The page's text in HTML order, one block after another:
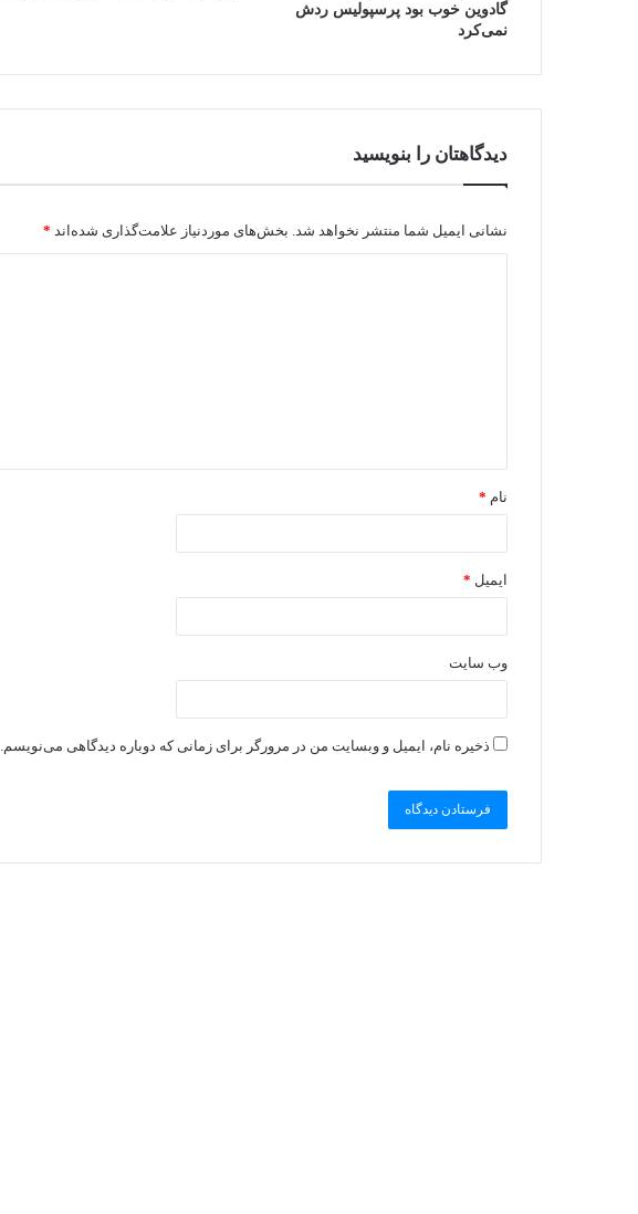
گادوین خوب بود پرسپولیس ردش
نمی‌کرد
دیدگاهتان را بنویسید
نشانی ایمیل شما منتشر نخواهد شد. بخش‌های موردنیاز علامت‌گذاری شده‌اند *
نام *
ایمیل *
وب‌ سایت
ذخیره نام، ایمیل و وبسایت من در مرورگر برای زمانی که دوباره دیدگاهی می‌نویسم.